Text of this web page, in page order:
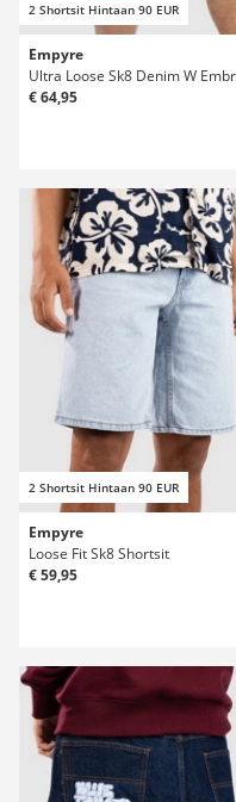
2 Shortsit Hintaan 90 EUR
Empyre
€ 64,95
2 Shortsit Hintaan 90 EUR
Empyre
Loose Fit Sk8 Shortsit
€ 59,95